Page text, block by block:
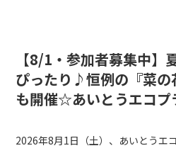
【8/1・参加者募集中】
ぴったり♪恒例の『菜の
も開催☆あいとうエコプ
2026年8月1日（土）、あいとうエ